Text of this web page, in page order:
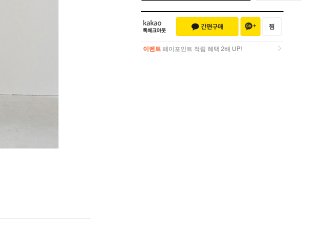
이벤트페이포인트 적립 혜택 2배 UP!